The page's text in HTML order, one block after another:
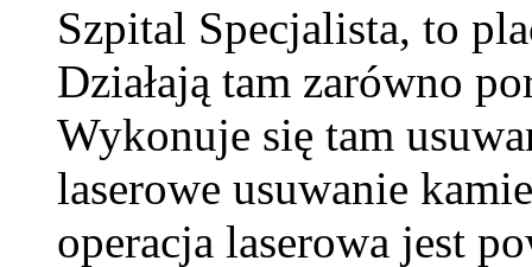
Szpital Specjalista, to
Działają tam zarówno
Wykonuje się tam
laserowe usuwanie
operacja laserowa jest